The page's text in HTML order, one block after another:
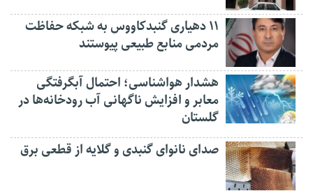
۱۱ دهیاری گنبدکاووس به شبکه حفاظت
مردمی منابع طبیعی پیوستند
هشدار هواشناسی؛ احتمال آبگرفتگی
معابر و افزایش ناگهانی آب رودخانه‌ها در
گلستان
صدای نانوای گنبدی و گلایه از قطعی برق